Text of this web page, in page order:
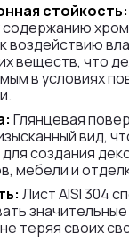
стойкость:
воздействию
веществ, что
в условиях
Глянцевая
вид,
создания
мебели и
Лист AISI 304
теряя своих